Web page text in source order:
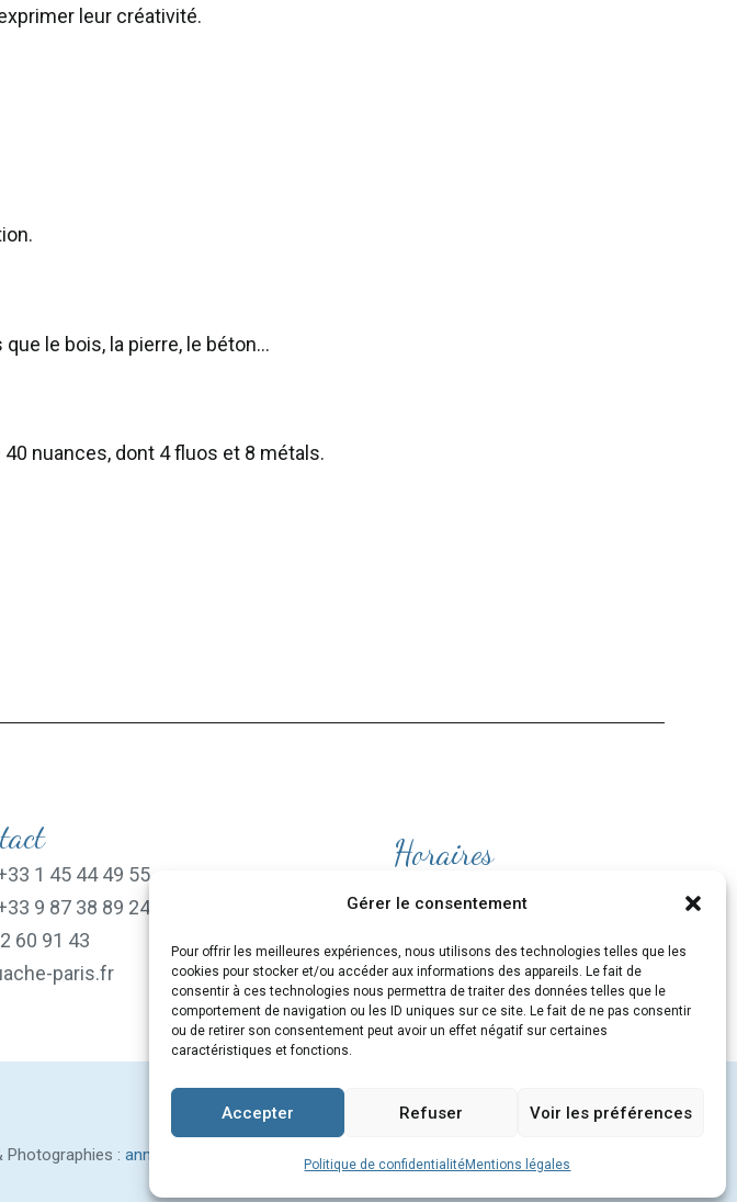
Gérer le consentement
Pour offrir les meilleures expériences, nous utilisons des technologies telles que les
cookies pour stocker et/ou accéder aux informations des appareils. Le fait de
consentir à ces technologies nous permettra de traiter des données telles que le
comportement de navigation ou les ID uniques sur ce site. Le fait de ne pas consentir
ou de retirer son consentement peut avoir un effet négatif sur certaines
caractéristiques et fonctions.
Accepter Refuser Voir les préférences
Politique de confidentialitéMentions légales
leur créativité.
le bois, la pierre, le béton…
nuances, dont 4 fluos et 8 métals.
1 45 44 49 55
9 87 38 89 24
60 91 43
paris.fr
Horaires
et le Samedi de 10H à 19H
Photographies : anne-renaud.com MENTIONS LÉGALES CGV COOKIES